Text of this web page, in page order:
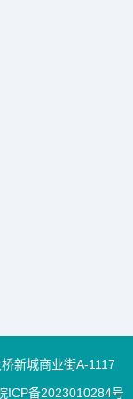
新城商业街A-1117
ICP备2023010284号